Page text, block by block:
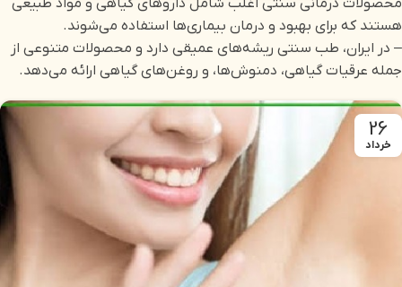
محصولات درمانی سنتی اغلب شامل داروهای گیاهی و مواد طبیعی
هستند که برای بهبود و درمان بیماری‌ها استفاده می‌شوند.
– در ایران، طب سنتی ریشه‌های عمیقی دارد و محصولات متنوعی از
جمله عرقیات گیاهی، دمنوش‌ها، و روغن‌های گیاهی ارائه می‌دهد.
26
خرداد